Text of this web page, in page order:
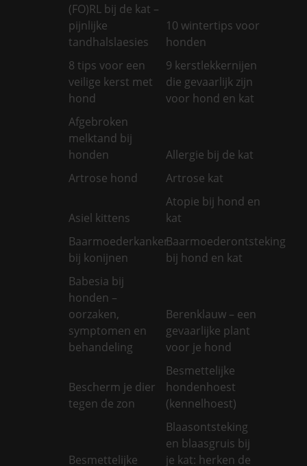
(FO)RL bij de kat –
pijnlijke
tandhalslaesies
10 wintertips voor
honden
8 tips voor een
veilige kerst met
hond
9 kerstlekkernijen
die gevaarlijk zijn
voor hond en kat
Afgebroken
melktand bij
honden
Allergie bij de kat
Artrose hond
Artrose kat
Asiel kittens
Atopie bij hond en
kat
Baarmoederkanker
bij konijnen
Baarmoederontsteking
bij hond en kat
Babesia bij
honden –
oorzaken,
symptomen en
behandeling
Berenklauw – een
gevaarlijke plant
voor je hond
Bescherm je dier
tegen de zon
Besmettelijke
hondenhoest
(kennelhoest)
Besmettelijke
Blaasontsteking
en blaasgruis bij
je kat: herken de